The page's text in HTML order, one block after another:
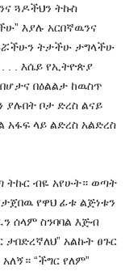
ጓዶችህን ትኩስ
እያሉ አርበኛዉንና
ትታችሁ ታግላችሁ
. . እሴይ የኢትዮጵያ
በዕልልታ ከዉስጥ
ቦታ ድረስ ልናይ
አፋፍ ላይ ልድረስ አልድረስ
ትኩር ብዬ አየሁት። ወጣት
የዋህ ፊቱ ልጅነቱን
ሰላም ስንባባል እጅብ
ታበድረኛለህ” አልኩት ፀጉር
“ችግር የለም”